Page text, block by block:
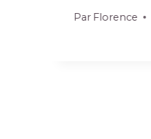
Par Florence